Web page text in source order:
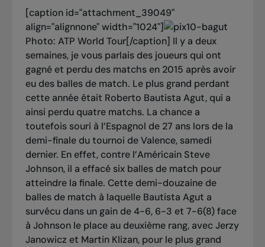
[caption id="attachment_39049"
align="alignnone" width="1024"]
Photo: ATP World Tour[/caption] Il y a deux
semaines, je vous parlais des joueurs qui ont
gagné et perdu des matchs en 2015 après avoir
eu des balles de match. Le plus grand perdant
cette année était Roberto Bautista Agut, qui a
ainsi perdu quatre matchs. La chance a
toutefois souri à l’Espagnol de 27 ans lors de la
demi-finale du tournoi de Valence, samedi
dernier. En effet, contre l’Américain Steve
Johnson, il a effacé six balles de match pour
atteindre la finale. Cette demi-douzaine de
balles de match à laquelle Bautista Agut a
survécu dans un gain de 4-6, 6-3 et 7-6(8) face
à Johnson le place au deuxième rang, avec Jerzy
Janowicz et Martin Klizan, pour le plus grand